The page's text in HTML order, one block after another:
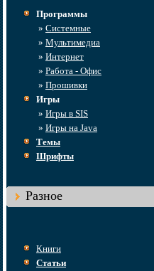
Программы
» Системные
» Мультимедиа
» Интернет
» Работа - Офис
» Прошивки
Игры
» Игры в SIS
» Игры на Java
Темы
Шрифты
Разное
Книги
Статьи